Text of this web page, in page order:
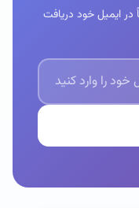
ایمیل خود دریافت